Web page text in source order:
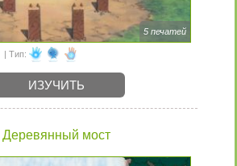
5 печатей
| Тип:
ИЗУЧИТЬ
Деревянный мост